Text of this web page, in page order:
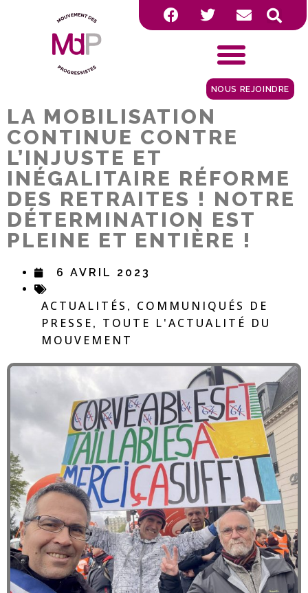
NOUS REJOINDRE
LA MOBILISATION
CONTINUE CONTRE
L’INJUSTE ET
INÉGALITAIRE RÉFORME
DES RETRAITES ! NOTRE
DÉTERMINATION EST
PLEINE ET ENTIÈRE !
6 AVRIL 2023
ACTUALITÉS , COMMUNIQUÉS DE
PRESSE , TOUTE L'ACTUALITÉ DU
MOUVEMENT